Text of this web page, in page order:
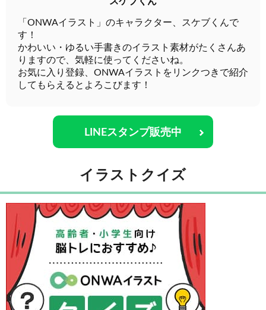
「ONWAイラスト」のキャラクター、スケブくんで
す！
かわいい・ゆるい手書きのイラスト素材がたくさんあ
りますので、気軽に使ってくださいね。
お気に入り登録、ONWAイラストをリンクつきで紹介
してもらえるとよろこびます！
LINEスタンプ販売中
イラストクイズ